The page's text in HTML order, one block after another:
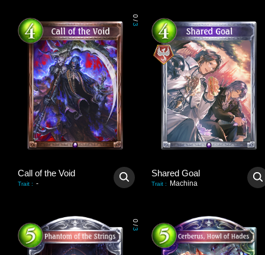
0
/
3
Call of the Void
Trait : -
Shared Goal
Trait : Machina
0
/
3